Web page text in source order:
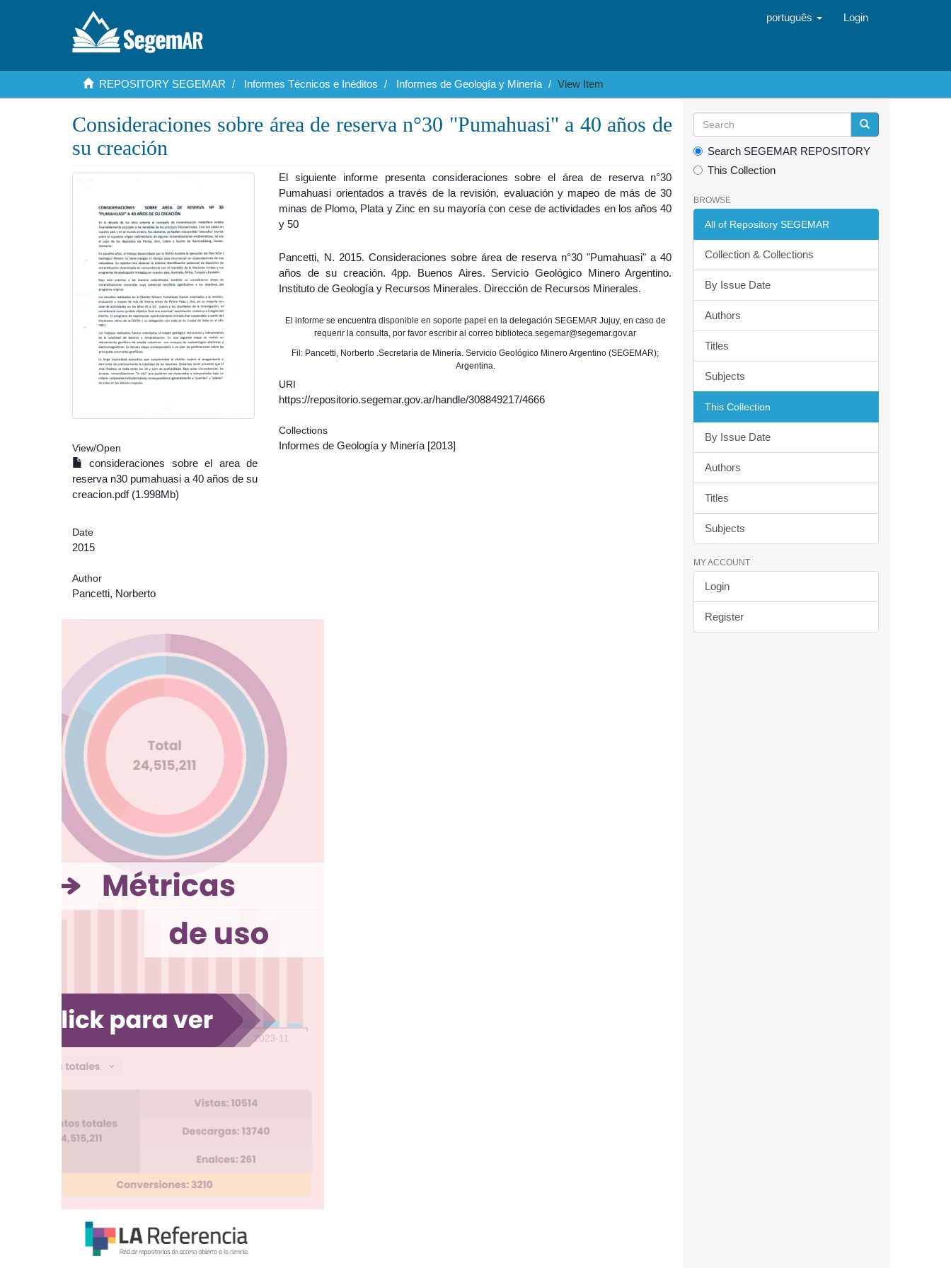
português Login
REPOSITORY SEGEMAR Informes Técnicos e Inéditos Informes de Geología y Minería View Item
Consideraciones sobre área de reserva n°30 "Pumahuasi" a 40 años de
su creación
View/Open
consideraciones sobre el area de
reserva n30 pumahuasi a 40 años de su
creacion.pdf (1.998Mb)
Date
2015
Author
Pancetti, Norberto
El siguiente informe presenta consideraciones sobre el área de reserva n°30
Pumahuasi orientados a través de la revisión, evaluación y mapeo de más de 30
minas de Plomo, Plata y Zinc en su mayoría con cese de actividades en los años 40
y 50
Pancetti, N. 2015. Consideraciones sobre área de reserva n°30 "Pumahuasi" a 40
años de su creación. 4pp. Buenos Aires. Servicio Geológico Minero Argentino.
Instituto de Geología y Recursos Minerales. Dirección de Recursos Minerales.
El informe se encuentra disponible en soporte papel en la delegación SEGEMAR Jujuy, en caso de
requerir la consulta, por favor escribir al correo biblioteca.segemar@segemar.gov.ar
Fil: Pancetti, Norberto .Secretaría de Minería. Servicio Geológico Minero Argentino (SEGEMAR);
Argentina.
URI
https://repositorio.segemar.gov.ar/handle/308849217/4666
Collections
Informes de Geología y Minería [2013]
Search SEGEMAR REPOSITORY
This Collection
BROWSE
All of Repository SEGEMAR
Collection & Collections
By Issue Date
Authors
Titles
Subjects
This Collection
By Issue Date
Authors
Titles
Subjects
MY ACCOUNT
Login
Register